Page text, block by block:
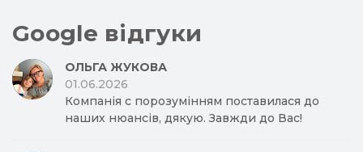
Google відгуки
ОЛЬГА ЖУКОВА
01.06.2026
Компанія с порозумінням поставилася до
наших нюансів, дякую. Завжди до Вас!